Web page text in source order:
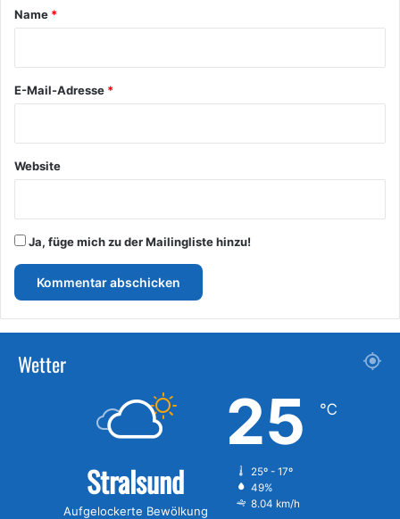
a
Name *
E-Mail-Adresse *
Website
Ja, füge mich zu der Mailingliste hinzu!
Wetter
Stralsund
Aufgelockerte Bewölkung
25 ℃
25º - 17º
49%
8.04 km/h